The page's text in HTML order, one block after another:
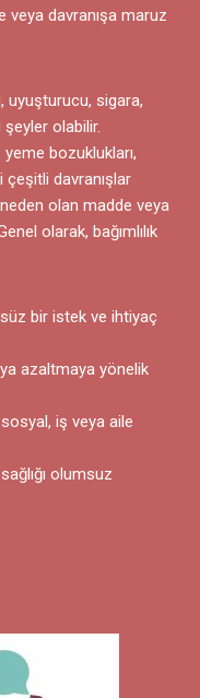
veya davranışa maruz
uyuşturucu, sigara,
olabilir.
yeme bozuklukları,
çeşitli davranışlar
neden olan madde veya
olarak, bağımlılık
bir istek ve ihtiyaç
azaltmaya yönelik
sosyal, iş veya aile
olumsuz